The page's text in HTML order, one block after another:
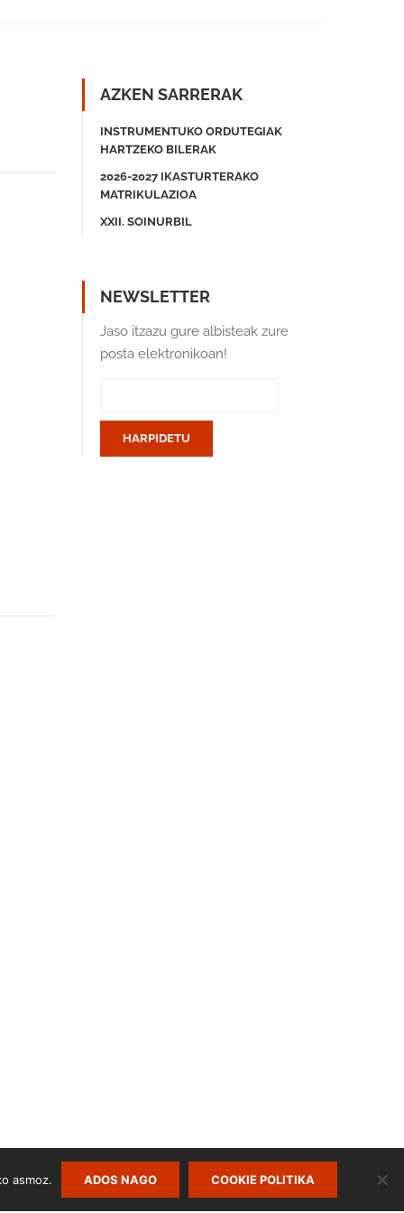
AZKEN SARRERAK
INSTRUMENTUKO ORDUTEGIAK
HARTZEKO BILERAK
2026-2027 IKASTURTERAKO
MATRIKULAZIOA
XXII. SOINURBIL
NEWSLETTER
Jaso itzazu gure albisteak zure
posta elektronikoan!
asmoz. ADOS NAGO COOKIE POLITIKA